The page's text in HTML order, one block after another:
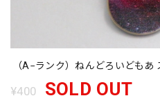
（A−ランク）ねんどろいども
¥400 SOLD OUT